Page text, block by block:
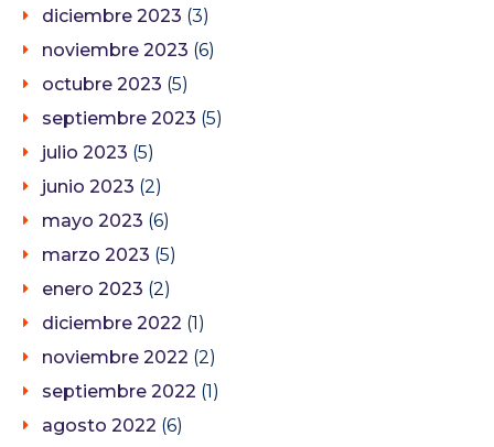
diciembre 2023 (3)
noviembre 2023 (6)
octubre 2023 (5)
septiembre 2023 (5)
julio 2023 (5)
junio 2023 (2)
mayo 2023 (6)
marzo 2023 (5)
enero 2023 (2)
diciembre 2022 (1)
noviembre 2022 (2)
septiembre 2022 (1)
agosto 2022 (6)